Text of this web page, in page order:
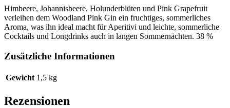
Himbeere, Johannisbeere, Holunderblüten und Pink Grapefruit
verleihen dem Woodland Pink Gin ein fruchtiges, sommerliches
Aroma, was ihn ideal macht für Aperitivi und leichte, sommerliche
Cocktails und Longdrinks auch in langen Sommernächten. 38 %
Zusätzliche Informationen
Gewicht 1,5 kg
Rezensionen